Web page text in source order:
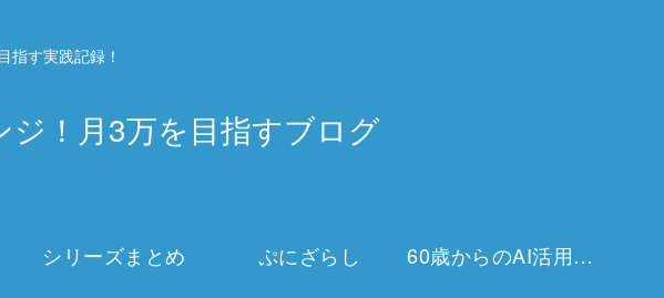
指す実践記録！
！月3万を目指すブログ
シリーズまとめ ぷにざらし 60歳からのAI活用チャレンジ